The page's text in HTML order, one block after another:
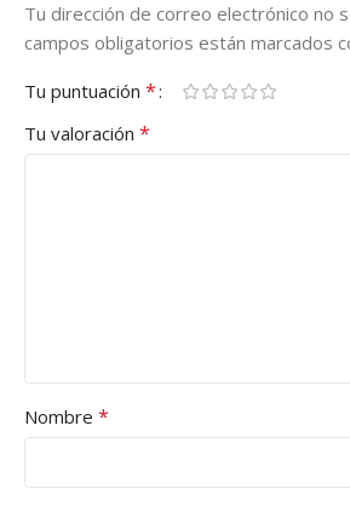
Tu dirección de correo electrónico no
campos obligatorios están marcados
Tu puntuación *
Tu valoración *
Nombre *